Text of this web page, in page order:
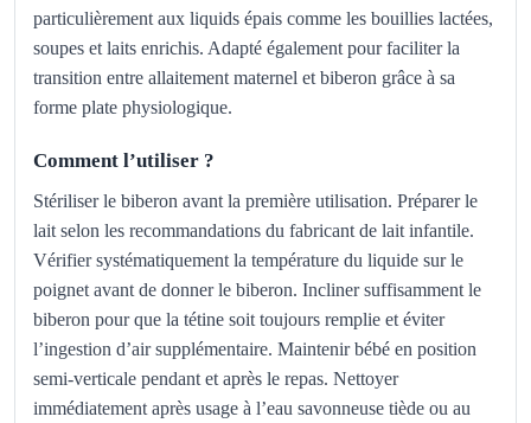
particulièrement aux liquids épais comme les bouillies lactées,
soupes et laits enrichis. Adapté également pour faciliter la
transition entre allaitement maternel et biberon grâce à sa
forme plate physiologique.
Comment l’utiliser ?
Stériliser le biberon avant la première utilisation. Préparer le
lait selon les recommandations du fabricant de lait infantile.
Vérifier systématiquement la température du liquide sur le
poignet avant de donner le biberon. Incliner suffisamment le
biberon pour que la tétine soit toujours remplie et éviter
l’ingestion d’air supplémentaire. Maintenir bébé en position
semi-verticale pendant et après le repas. Nettoyer
immédiatement après usage à l’eau savonneuse tiède ou au